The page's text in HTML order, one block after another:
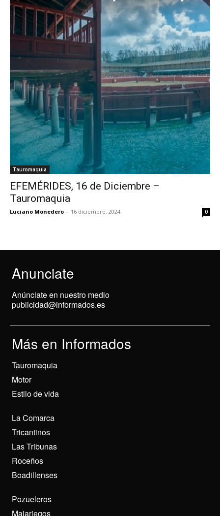
Tauromaquia
EFEMÉRIDES, 16 de Diciembre –
Tauromaquia
Luciano Monedero - 16 diciembre, 2024 0
Anunciate
Anúnciate en nuestro medio
publicidad@informados.es
Más en Informados
Tauromaquia
Motor
Estilo de vida
La Comarca
Tricantinos
Las Tribunas
Roceños
Boadillenses
Pozueleros
Majariegos